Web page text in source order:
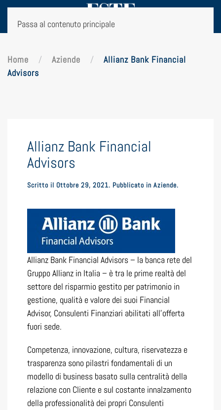
Passa al contenuto principale
Home Aziende
Allianz Bank Financial
Advisors
Allianz Bank Financial
Advisors
Scritto il Ottobre 29, 2021. Pubblicato in Aziende.
Allianz Bank Financial Advisors – la banca rete del
Gruppo Allianz in Italia – è tra le prime realtà del
settore del risparmio gestito per patrimonio in
gestione, qualità e valore dei suoi Financial
Advisor, Consulenti Finanziari abilitati all’offerta
fuori sede.
Competenza, innovazione, cultura, riservatezza e
trasparenza sono pilastri fondamentali di un
modello di business basato sulla centralità della
relazione con Cliente e sul costante innalzamento
della professionalità dei propri Consulenti